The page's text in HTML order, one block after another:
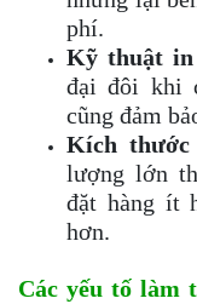
phí.
Kỹ thuật in
đại đôi khi
cũng đảm
Kích thước
lượng lớn
đặt hàng ít
hơn.
Các yếu tố làm